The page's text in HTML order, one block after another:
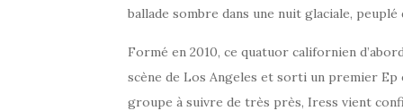
ballade sombre dans une nuit glaciale,
Formé en 2010, ce quatuor californien
scène de Los Angeles et sorti un premier Ep
groupe à suivre de très près, Iress vient